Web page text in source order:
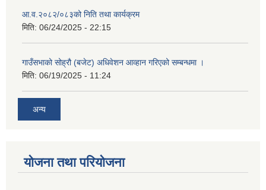
आ.व.२०८२/०८३को निति तथा कार्यक्रम
मिति: 06/24/2025 - 22:15
गाउँसभाको सोह्रौ (बजेट) अधिवेशन आव्हान गरिएको सम्बन्धमा ।
मिति: 06/19/2025 - 11:24
अन्य
योजना तथा परियोजना